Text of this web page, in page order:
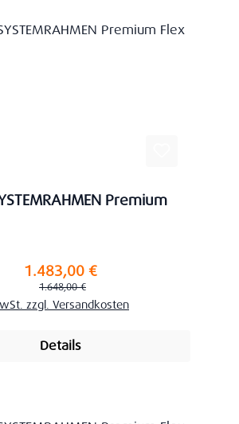
Premium
1.483,00 €
Regulärer Preis:
1.648,00 €
zzgl. Versandkosten
Details